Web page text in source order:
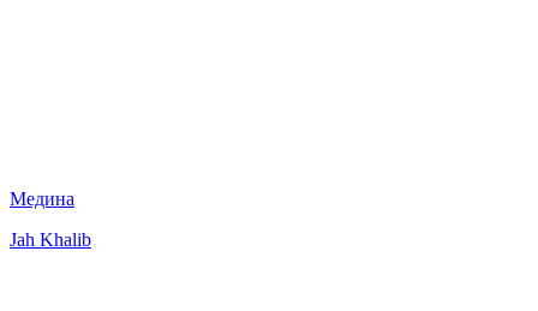
Медина
Jah Khalib